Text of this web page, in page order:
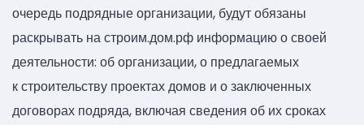
очередь подрядные организации, будут обязаны
раскрывать на строим.дом.рф информацию о своей
деятельности: об организации, о предлагаемых
к строительству проектах домов и о заключенных
договорах подряда, включая сведения об их сроках